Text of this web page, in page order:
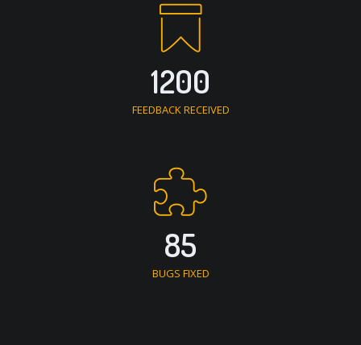
1200
FEEDBACK RECEIVED
85
BUGS FIXED